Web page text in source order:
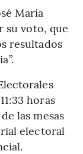
María
su voto, que
resultados
horas
las mesas
electoral